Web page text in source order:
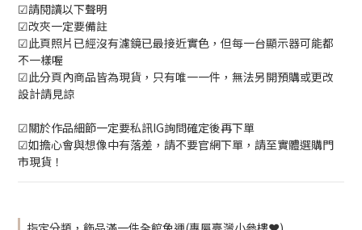
☑請閱讀以下聲明
☑改夾一定要備註
☑此頁照片已經沒有濾鏡已最接近實色，但每一台顯示器可能都
不一樣喔
☑此分頁內商品皆為現貨，只有唯一一件，無法另開預購或更改
設計請見諒
☑關於作品細節一定要私訊IG詢問確定後再下單
☑如擔心會與想像中有落差，請不要官網下單，請至實體選購門
市現貨！